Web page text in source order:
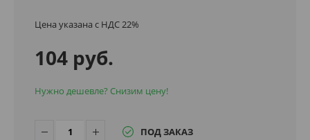
Цена указана с НДС 22%
104 руб.
Нужно дешевле? Снизим цену!
ПОД ЗАКАЗ